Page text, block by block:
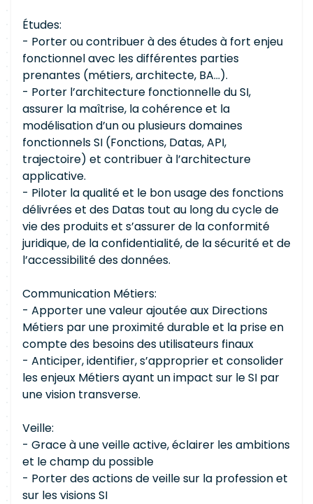
Études:
- Porter ou contribuer à des études à fort enjeu
fonctionnel avec les différentes parties
prenantes (métiers, architecte, BA...).
- Porter l’architecture fonctionnelle du SI,
assurer la maîtrise, la cohérence et la
modélisation d’un ou plusieurs domaines
fonctionnels SI (Fonctions, Datas, API,
trajectoire) et contribuer à l’architecture
applicative.
- Piloter la qualité et le bon usage des fonctions
délivrées et des Datas tout au long du cycle de
vie des produits et s’assurer de la conformité
juridique, de la confidentialité, de la sécurité et de
l’accessibilité des données.
Communication Métiers:
- Apporter une valeur ajoutée aux Directions
Métiers par une proximité durable et la prise en
compte des besoins des utilisateurs finaux
- Anticiper, identifier, s’approprier et consolider
les enjeux Métiers ayant un impact sur le SI par
une vision transverse.
Veille:
- Grace à une veille active, éclairer les ambitions
et le champ du possible
- Porter des actions de veille sur la profession et
sur les visions SI